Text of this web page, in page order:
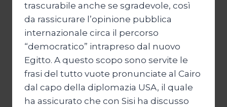
trascurabile anche se sgradevole, così
da rassicurare l’opinione pubblica
internazionale circa il percorso
“democratico” intrapreso dal nuovo
Egitto. A questo scopo sono servite le
frasi del tutto vuote pronunciate al Cairo
dal capo della diplomazia USA, il quale
ha assicurato che con Sisi ha discusso